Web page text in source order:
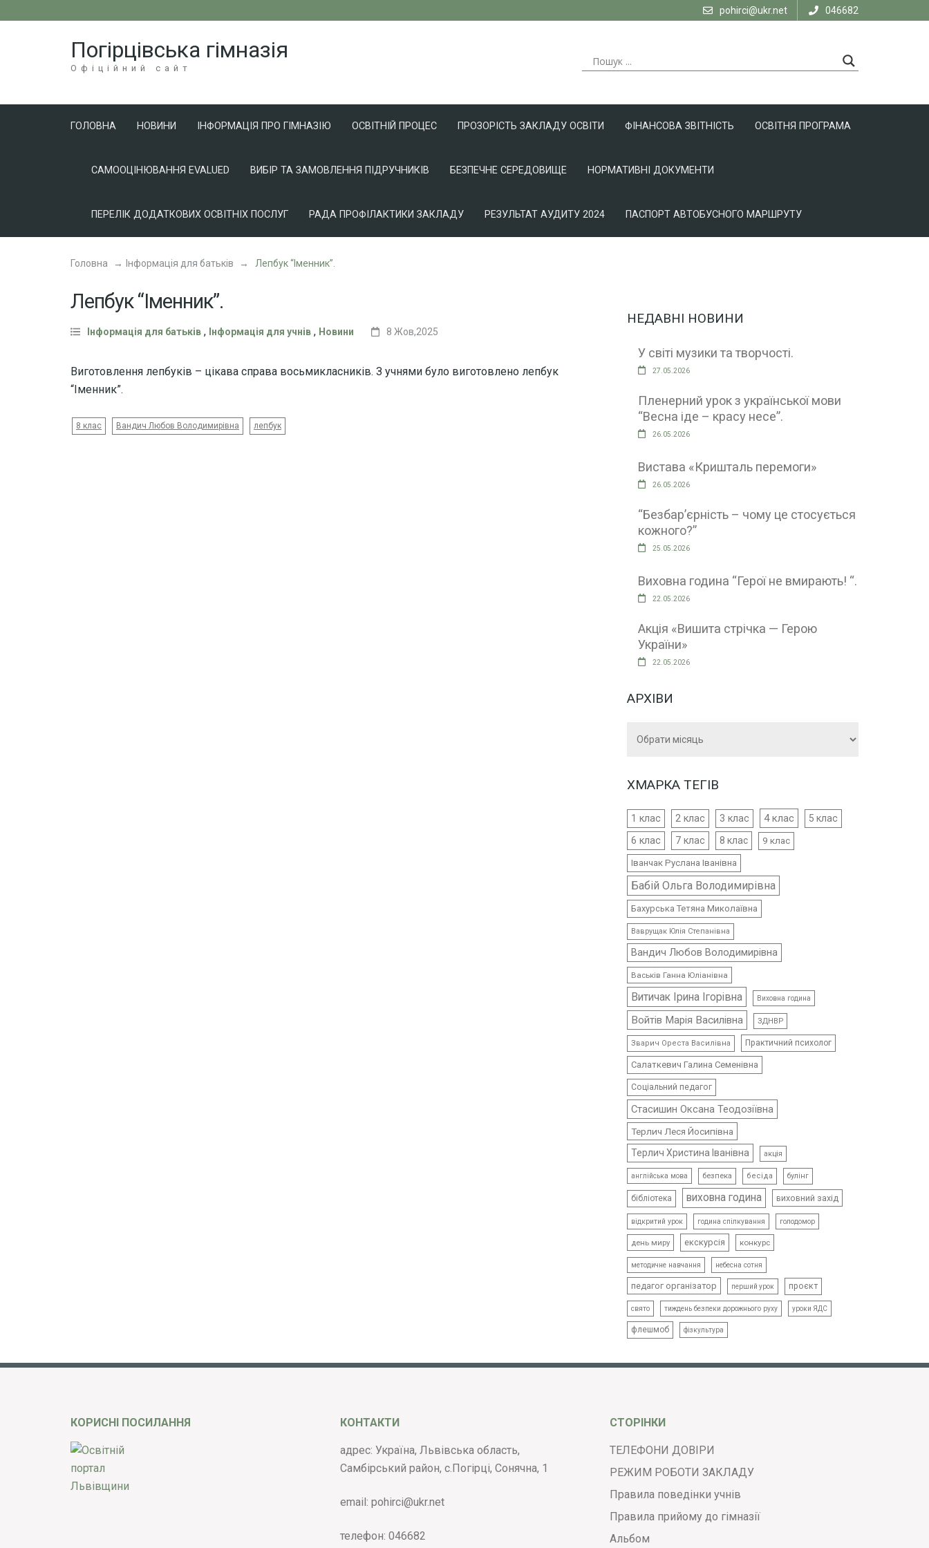
pohirci@ukr.net 046682
Погірцівська гімназія
Офіційний сайт
ГОЛОВНА НОВИНИ ІНФОРМАЦІЯ ПРО ГІМНАЗІЮ ОСВІТНІЙ ПРОЦЕС ПРОЗОРІСТЬ ЗАКЛАДУ ОСВІТИ ФІНАНСОВА ЗВІТНІСТЬ ОСВІТНЯ ПРОГРАМА
САМООЦІНЮВАННЯ EVALUED ВИБІР ТА ЗАМОВЛЕННЯ ПІДРУЧНИКІВ БЕЗПЕЧНЕ СЕРЕДОВИЩЕ НОРМАТИВНІ ДОКУМЕНТИ
ПЕРЕЛІК ДОДАТКОВИХ ОСВІТНІХ ПОСЛУГ РАДА ПРОФІЛАКТИКИ ЗАКЛАДУ РЕЗУЛЬТАТ АУДИТУ 2024 ПАСПОРТ АВТОБУСНОГО МАРШРУТУ
Головна → Інформація для батьків → Лепбук “Іменник”.
Лепбук “Іменник”.
Інформація для батьків , Інформація для учнів , Новини 8 Жов,2025
Виготовлення лепбуків – цікава справа восьмикласників. З учнями було виготовлено лепбук
“Іменник”.
8 клас Вандич Любов Володимирівна лепбук
НЕДАВНІ НОВИНИ
У світі музики та творчості.
27.05.2026
Пленерний урок з української мови
“Весна іде – красу несе”.
26.05.2026
Вистава «Кришталь перемоги»
26.05.2026
“Безбар’єрність – чому це стосується
кожного?”
25.05.2026
Виховна година “Герої не вмирають! “.
22.05.2026
Акція «Вишита стрічка — Герою
України»
22.05.2026
АРХІВИ
ХМАРКА ТЕГІВ
1 клас 2 клас 3 клас 4 клас 5 клас
6 клас 7 клас 8 клас 9 клас
Іванчак Руслана Іванівна
Бабій Ольга Володимирівна
Бахурська Тетяна Миколаївна
Ваврущак Юлія Степанівна
Вандич Любов Володимирівна
Васьків Ганна Юліанівна
Витичак Ірина Ігорівна Виховна година
Войтів Марія Василівна ЗДНВР
Зварич Ореста Василівна Практичний психолог
Салаткевич Галина Семенівна
Соціальний педагог
Стасишин Оксана Теодозіївна
Терлич Леся Йосипівна
Терлич Христина Іванівна
акція
англійська мова безпека бесіда булінг
бібліотека виховна година виховний захід
відкритий урок година спілкування голодомор
день миру екскурсія конкурс
методичне навчання небесна сотня
педагог організатор перший урок проєкт
свято тиждень безпеки дорожнього руху уроки ЯДС
флешмоб фізкультура
КОРИСНІ ПОСИЛАННЯ КОНТАКТИ
адрес: Україна, Львівська область,
Самбірський район, с.Погірці, Сонячна, 1
email: pohirci@ukr.net
телефон: 046682
СТОРІНКИ
ТЕЛЕФОНИ ДОВІРИ
РЕЖИМ РОБОТИ ЗАКЛАДУ
Правила поведінки учнів
Правила прийому до гімназії
Альбом